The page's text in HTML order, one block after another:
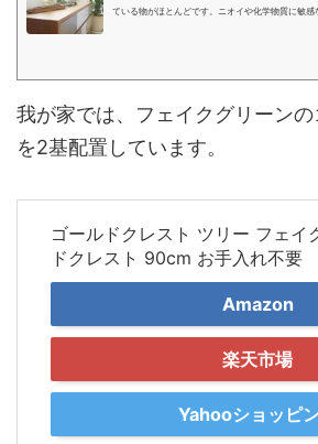
ている物がほとんどです。ニオイや化学物質に敏
我が家では、フェイクグリーン
を2基配置しています。
ゴールドクレスト ツリー フェイ
ドクレスト 90cm お手入れ不要
Amazon
楽天市場
Yahooショッピ